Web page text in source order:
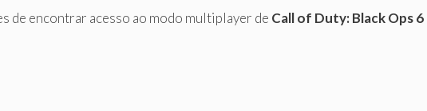
de encontrar acesso ao modo multiplayer de Call of Duty: Black Ops 6